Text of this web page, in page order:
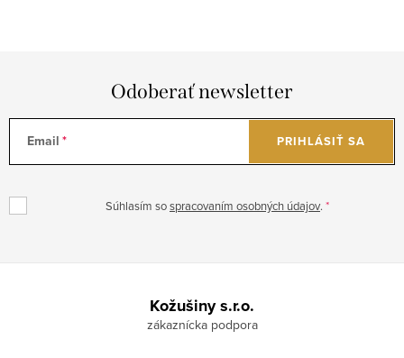
Odoberať newsletter
Email
Súhlasím sospracovaním osobných údajov.
PRIHLÁSIŤ SA
Kožušiny s.r.o.